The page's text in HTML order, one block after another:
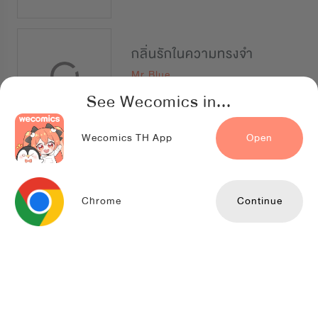
See Wecomics in...
Wecomics TH App Open
Chrome Continue
กลิ่นรักในความทรงจำ
Mr.Blue
Midnight Blue ที่...รักกลับมาชัดเจน